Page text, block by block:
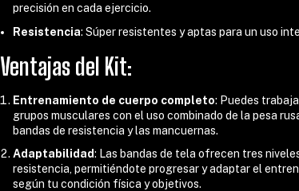
precisión en cada ejercicio.
Resistencia: Súper resistentes y aptas para un uso
Ventajas del Kit:
Entrenamiento de cuerpo completo: Puedes
grupos musculares con el uso combinado de la pesa
bandas de resistencia y las mancuernas.
Adaptabilidad: Las bandas de tela ofrecen tres
resistencia, permitiéndote progresar y adaptar el
según tu condición física y objetivos.